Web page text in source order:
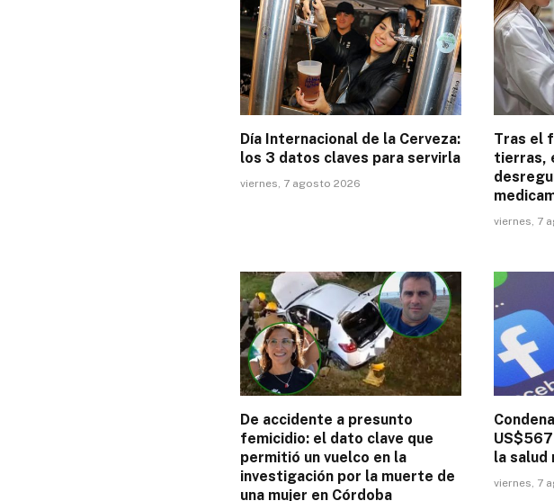
Día Internacional de la Cerveza:
los 3 datos claves para servirla
viernes, 7 agosto 2026
Tras el
tierras,
viernes, 7
De accidente a presunto
femicidio: el dato clave que
permitió un vuelco en la
investigación por la muerte de
una mujer en Córdoba
la salud
viernes, 7